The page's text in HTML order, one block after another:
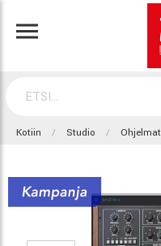
Kotiin Studio Ohjelmat